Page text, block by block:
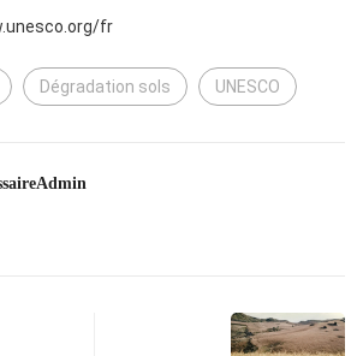
fr
Dégradation sols UNESCO